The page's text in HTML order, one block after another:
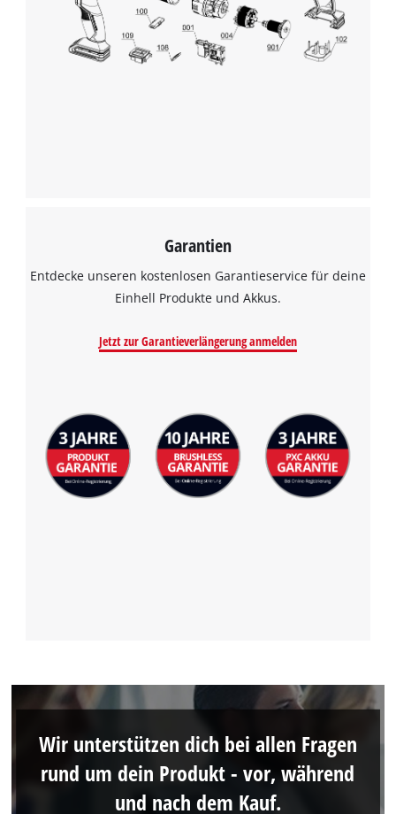
Garantien
Entdecke unseren kostenlosen Garantieservice für deine
Einhell Produkte und Akkus.
Jetzt zur Garantieverlängerung anmelden
Wir unterstützen dich bei allen Fragen
rund um dein Produkt - vor, während
und nach dem Kauf.